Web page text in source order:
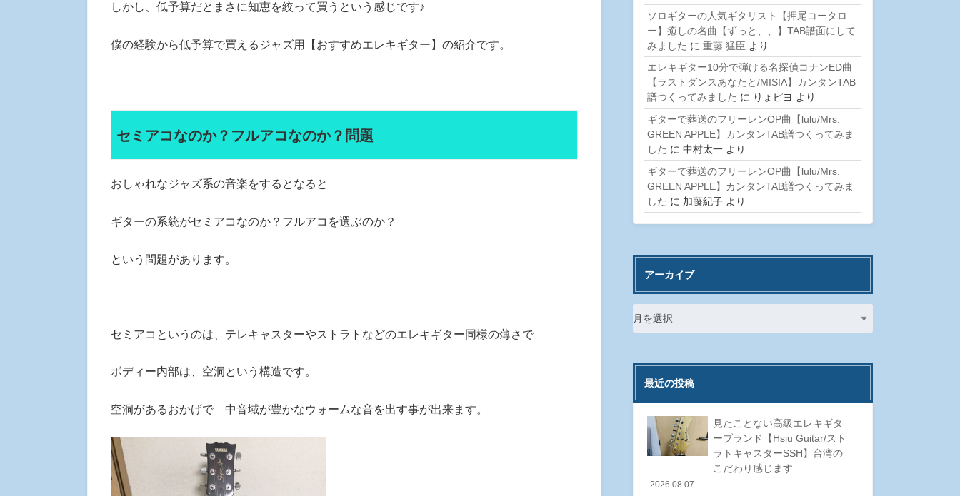
しかし、低予算だとまさに知恵を絞って買うという感じです♪
僕の経験から低予算で買えるジャズ用【おすすめエレキギター】の紹介です。
セミアコなのか？フルアコなのか？問題
おしゃれなジャズ系の音楽をするとなると
ギターの系統がセミアコなのか？フルアコを選ぶのか？
という問題があります。
セミアコというのは、テレキャスターやストラトなどのエレキギター同様の薄さで
ボディー内部は、空洞という構造です。
空洞があるおかげで 中音域が豊かなウォームな音を出す事が出来ます。
ソロギターの人気ギタリスト【押尾コータロ
ー】癒しの名曲【ずっと、、】TAB譜面にして
みました に重藤 猛臣 より
エレキギター10分で弾ける名探偵コナンED曲
【ラストダンスあなたと/MISIA】カンタンTAB
譜つくってみました に りょピヨ より
ギターで葬送のフリーレンOP曲【lulu/Mrs.
GREEN APPLE】カンタンTAB譜つくってみま
した に中村太一 より
ギターで葬送のフリーレンOP曲【lulu/Mrs.
GREEN APPLE】カンタンTAB譜つくってみま
した に 加藤紀子 より
アーカイブ
最近の投稿
見たことない高級エレキギタ
ーブランド【Hsiu Guitar/スト
ラトキャスターSSH】台湾の
こだわり感じます
2026.08.07